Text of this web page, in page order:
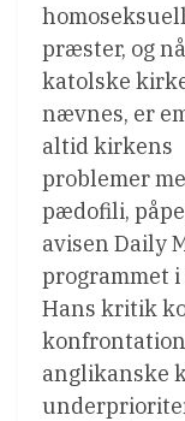
præster, og
katolske
nævnes, er
altid kirkens
problemer
pædofili,
avisen Daily
programmet i
Hans kritik
konfrontation
anglikanske